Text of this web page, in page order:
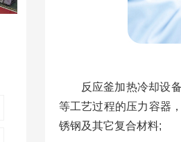
反应釜加热冷却设
等工艺过程的压力容器
锈钢及其它复合材料;